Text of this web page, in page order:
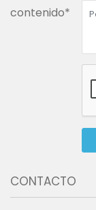
contenido*
CONTACTO